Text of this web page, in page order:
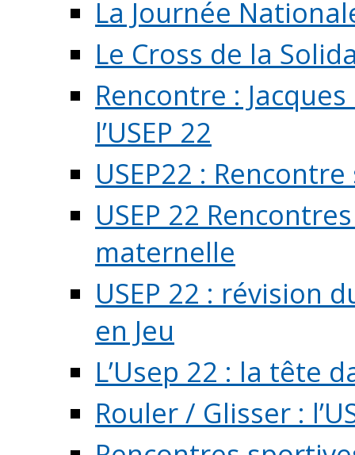
La Journée
Le Cross de la
Rencontre :
l’USEP 22
USEP22 :
USEP 22
maternelle
USEP 22 : révision
en Jeu
L’Usep 22 : la tête
Rouler / Glisser :